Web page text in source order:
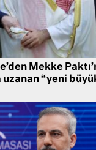
Mekke
uzanan “yeni